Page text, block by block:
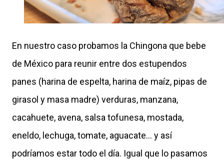
En nuestro caso probamos la Chingona que bebe
de México para reunir entre dos estupendos
panes (harina de espelta, harina de maíz, pipas de
girasol y masa madre) verduras, manzana,
cacahuete, avena, salsa tofunesa, mostada,
eneldo, lechuga, tomate, aguacate... y así
podríamos estar todo el día. Igual que lo pasamos